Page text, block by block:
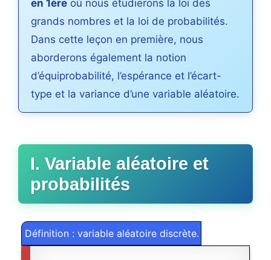
en 1ère où nous étudierons la loi des
grands nombres et la loi de probabilités.
Dans cette leçon en première, nous
aborderons également la notion
d’équiprobabilité, l’espérance et l’écart-
type et la variance d’une variable aléatoire.
I. Variable aléatoire et
probabilités
Définition : variable aléatoire discrète.